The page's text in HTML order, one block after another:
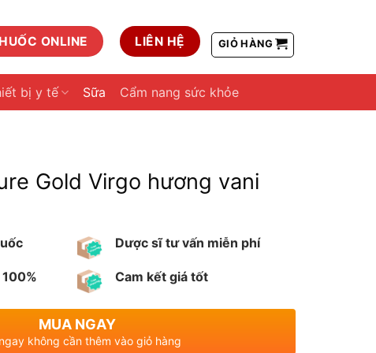
ONLINE LIÊN HỆ GIỎ HÀNG
bị y tế Sữa Cẩm nang sức khỏe
Gold Virgo hương vani
Dược sĩ tư vấn miễn phí
Cam kết giá tốt
MUA NGAY
không cần thêm vào giỏ hàng